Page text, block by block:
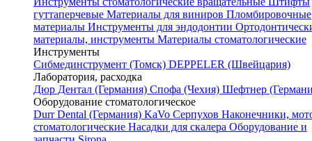
гуттаперчевые Материалы для виниров Пломбировочные
материалы Инструменты для эндодонтии
материалы, инструменты Материалы стоматологические
Инструменты
Cибмединструмент (Томск) DEPPELER (Швейцария)
Лаборатория, расходка
Дюр Дентал (Германия) Спофа (Чехия) Шефтнер
Оборудование стоматологическое
Durr Dental (Германия) KaVo Серпухов Наконечники,
стоматологические Насадки для скалера Оборудование и